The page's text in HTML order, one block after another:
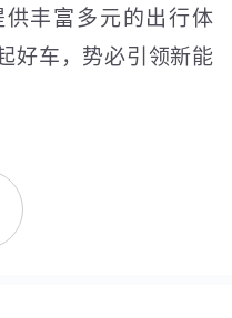
丰富多元的出行体
好车，势必引领新能